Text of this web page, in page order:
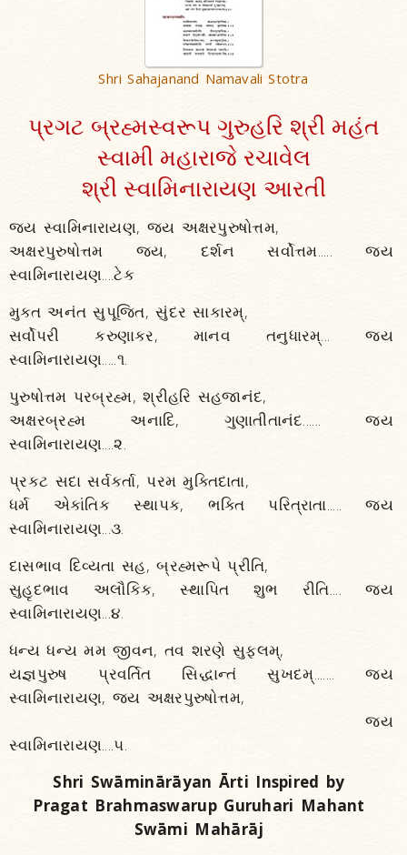
Shri Sahajanand Namavali Stotra
પ્રગટ બ્રહ્મસ્વરૂપ ગુરુહરિ શ્રી મહંત
સ્વામી મહારાજે રચાવેલ
શ્રી સ્વામિનારાયણ આરતી
જય સ્વામિનારાયણ, જય અક્ષરપુરુષોત્તમ,
અક્ષરપુરુષોત્તમ જય, દર્શન સર્વોત્તમ..... જય
સ્વામિનારાયણ....ટેક
મુક્ત અનંત સુપૂજિત, સુંદર સાકારમ્,
સર્વોપરી કરુણાકર, માનવ તનુધારમ્... જય
સ્વામિનારાયણ.....૧.
પુરુષોત્તમ પરબ્રહ્મ, શ્રીહરિ સહજાનંદ,
અક્ષરબ્રહ્મ અનાદિ, ગુણાતીતાનંદ...... જય
સ્વામિનારાયણ....૨.
પ્રકટ સદા સર્વકર્તા, પરમ મુક્તિદાતા,
ધર્મ એકાંતિક સ્થાપક, ભક્તિ પરિત્રાતા..... જય
સ્વામિનારાયણ...૩.
દાસભાવ દિવ્યતા સહ, બ્રહ્મરૂપે પ્રીતિ,
સુહૃદભાવ અલૌકિક, સ્થાપિત શુભ રીતિ.... જય
સ્વામિનારાયણ...૪.
ધન્ય ધન્ય મમ જીવન, તવ શરણે સુફલમ્,
યજ્ઞપુરુષ પ્રવર્તિત સિદ્ધાન્તં સુખદમ્....... જય
સ્વામિનારાયણ, જય અક્ષરપુરુષોત્તમ,
જય
સ્વામિનારાયણ....૫.
Shri Swāminārāyan Ārti Inspired by
Pragat Brahmaswarup Guruhari Mahant
Swāmi Mahārāj